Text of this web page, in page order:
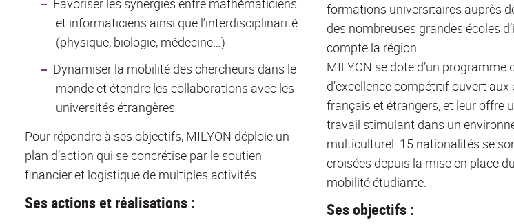
Favoriser les synergies entre mathématiciens
et informaticiens ainsi que l’interdisciplinarité
(physique, biologie, médecine…)
Dynamiser la mobilité des chercheurs dans le
monde et étendre les collaborations avec les
universités étrangères
Pour répondre à ses objectifs, MILYON déploie un
plan d’action qui se concrétise par le soutien
financier et logistique de multiples activités.
Ses actions et réalisations :
formations universitaires auprès
des nombreuses grandes écoles
compte la région.
MILYON se dote d’un programme
d’excellence compétitif ouvert
français et étrangers, et leur offre
travail stimulant dans un
multiculturel. 15 nationalités se
croisées depuis la mise en place
mobilité étudiante.
Ses objectifs :